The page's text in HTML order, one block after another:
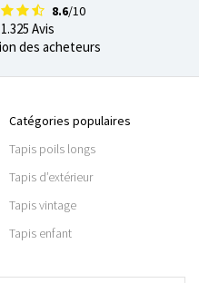
8.6/10
1.325 Avis
des acheteurs
Catégories populaires
Tapis poils longs
Tapis d’extérieur
Tapis vintage
Tapis enfant